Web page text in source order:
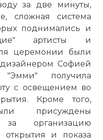
за две минуты,
сложная система
поднимались и
артисты и
церемонии были
дизайнером Софией
"Эмми" получила
с освещением во
Кроме того,
присуждены
организацию
и показа